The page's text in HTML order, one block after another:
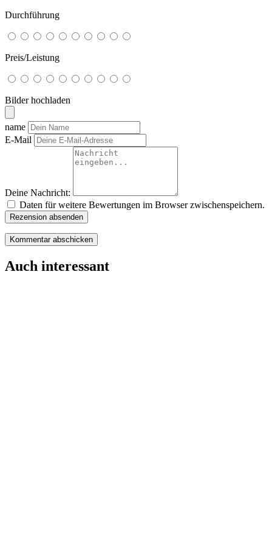
Durchführung
Preis/Leistung
Bilder hochladen
name
E-Mail
Deine Nachricht:
Daten für weitere Bewertungen im Browser zwischenspeichern.
Rezension absenden
Auch interessant